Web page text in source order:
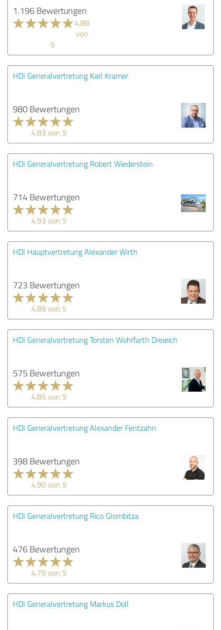
1.196 Bewertungen
4.88
von
5
HDI Generalvertretung Karl Kramer
980 Bewertungen
4.83 von 5
HDI Generalvertretung Robert Wiederstein
714 Bewertungen
4.93 von 5
HDI Hauptvertretung Alexander Wirth
723 Bewertungen
4.89 von 5
HDI Generalvertretung Torsten Wohlfarth Dreieich
575 Bewertungen
4.85 von 5
HDI Generalvertretung Alexander Fentzahn
398 Bewertungen
4.90 von 5
HDI Generalvertretung Rico Glombitza
476 Bewertungen
4.79 von 5
HDI Generalvertretung Markus Doll